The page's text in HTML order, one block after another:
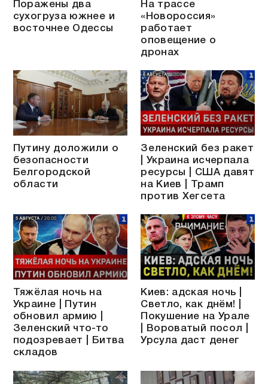
Поражены два
сухогруза южнее и
восточнее Одессы
На трассе
«Новороссия»
работает
оповещение о
дронах
Путину доложили о
безопасности
Белгородской
области
Зеленский без ракет
| Украина исчерпала
ресурсы | США давят
на Киев | Трамп
против Хегсета
Тяжёлая ночь на
Украине | Путин
обновил армию |
Зеленский что-то
подозревает | Битва
складов
Киев: адская ночь |
Светло, как днём! |
Покушение на Урале
| Вороватый посол |
Урсула даст денег